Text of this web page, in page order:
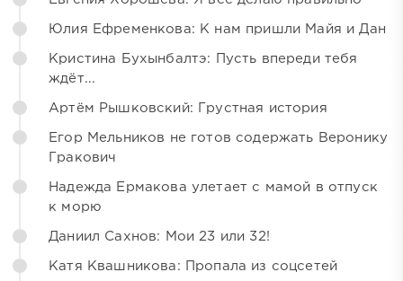
Юлия Ефременкова: К нам пришли Майя и Дан
Кристина Бухынбалтэ: Пусть впереди тебя
ждёт...
Артём Рышковский: Грустная история
Егор Мельников не готов содержать Веронику
Гракович
Надежда Ермакова улетает с мамой в отпуск
к морю
Даниил Сахнов: Мои 23 или 32!
Катя Квашникова: Пропала из соцсетей